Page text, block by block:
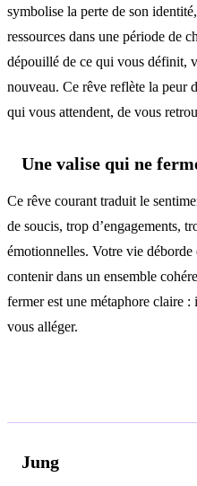
symbolise la perte de son
ressources dans une période de
dépouillé de ce qui vous définit,
nouveau. Ce rêve reflète la peur
qui vous attendent, de vous
Une valise qui ne
Ce rêve courant traduit le
de soucis, trop d’engagements,
émotionnelles. Votre vie
contenir dans un ensemble
fermer est une métaphore claire
vous alléger.
Jung